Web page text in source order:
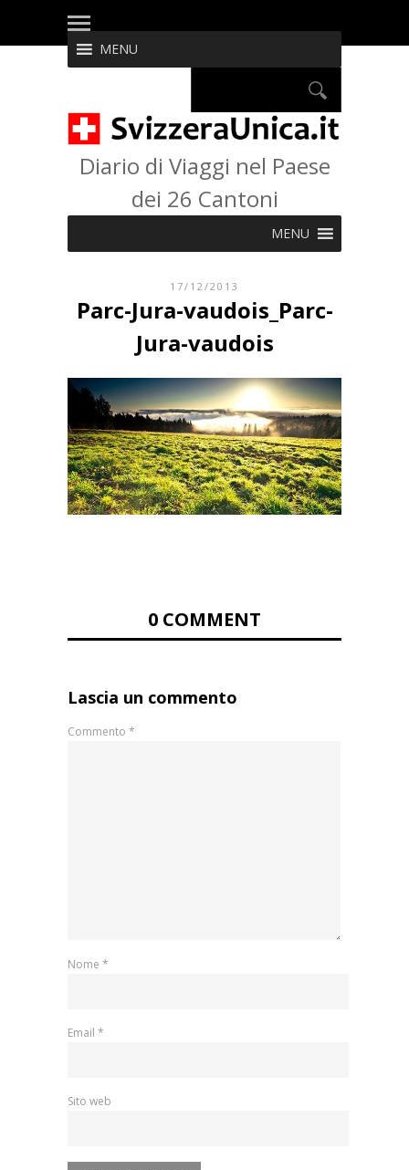
MENU
Diario di Viaggi nel Paese
dei 26 Cantoni
MENU
17/12/2013
Parc-Jura-vaudois_Parc-
Jura-vaudois
0 COMMENT
Lascia un commento
Commento *
Nome *
Email *
Sito web